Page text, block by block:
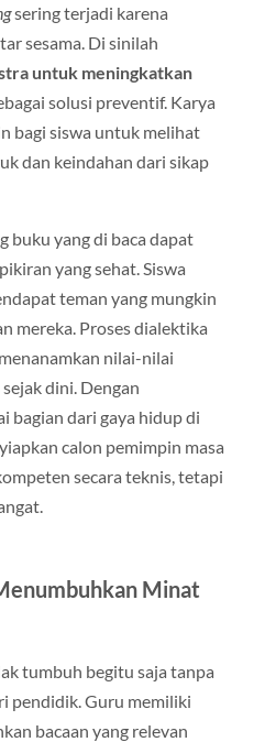
sering terjadi karena
sesama. Di sinilah
untuk meningkatkan
solusi preventif. Karya
bagi siswa untuk melihat
dan keindahan dari sikap
buku yang di baca dapat
yang sehat. Siswa
teman yang mungkin
mereka. Proses dialektika
nilai-nilai
dini. Dengan
bagian dari gaya hidup di
calon pemimpin masa
secara teknis, tetapi
Minat
tumbuh begitu saja tanpa
pendidik. Guru memiliki
bacaan yang relevan